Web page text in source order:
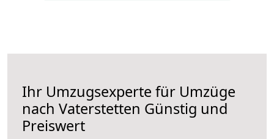
Ihr Umzugsexperte für Umzüge
nach Vaterstetten Günstig und
Preiswert